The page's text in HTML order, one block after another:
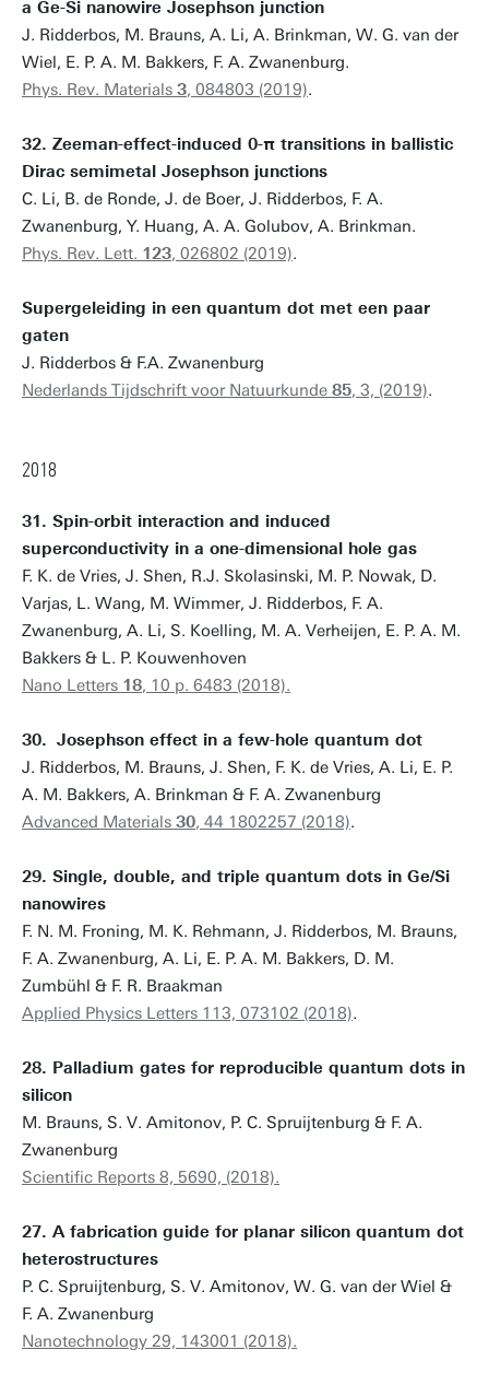
a Ge-Si nanowire Josephson junction
J. Ridderbos, M. Brauns, A. Li, A. Brinkman, W. G. van der
Wiel, E. P. A. M. Bakkers, F. A. Zwanenburg.
Phys. Rev. Materials 3, 084803 (2019).
32. Zeeman-effect-induced 0-π transitions in ballistic
Dirac semimetal Josephson junctions
C. Li, B. de Ronde, J. de Boer, J. Ridderbos, F. A.
Zwanenburg, Y. Huang, A. A. Golubov, A. Brinkman.
Phys. Rev. Lett. 123, 026802 (2019).
Supergeleiding in een quantum dot met een paar
gaten
J. Ridderbos & F.A. Zwanenburg
Nederlands Tijdschrift voor Natuurkunde 85, 3, (2019).
2018
31. Spin-orbit interaction and induced
superconductivity in a one-dimensional hole gas
F. K. de Vries, J. Shen, R.J. Skolasinski, M. P. Nowak, D.
Varjas, L. Wang, M. Wimmer, J. Ridderbos, F. A.
Zwanenburg, A. Li, S. Koelling, M. A. Verheijen, E. P. A. M.
Bakkers & L. P. Kouwenhoven
Nano Letters 18, 10 p. 6483 (2018).
30. Josephson effect in a few-hole quantum dot
J. Ridderbos, M. Brauns, J. Shen, F. K. de Vries, A. Li, E. P.
A. M. Bakkers, A. Brinkman & F. A. Zwanenburg
Advanced Materials 30, 44 1802257 (2018).
29. Single, double, and triple quantum dots in Ge/Si
nanowires
F. N. M. Froning, M. K. Rehmann, J. Ridderbos, M. Brauns,
F. A. Zwanenburg, A. Li, E. P. A. M. Bakkers, D. M.
Zumbühl & F. R. Braakman
Applied Physics Letters 113, 073102 (2018).
28. Palladium gates for reproducible quantum dots in
silicon
M. Brauns, S. V. Amitonov, P. C. Spruijtenburg & F. A.
Zwanenburg
Scientific Reports 8, 5690, (2018).
27. A fabrication guide for planar silicon quantum dot
heterostructures
P. C. Spruijtenburg, S. V. Amitonov, W. G. van der Wiel &
F. A. Zwanenburg
Nanotechnology 29, 143001 (2018).